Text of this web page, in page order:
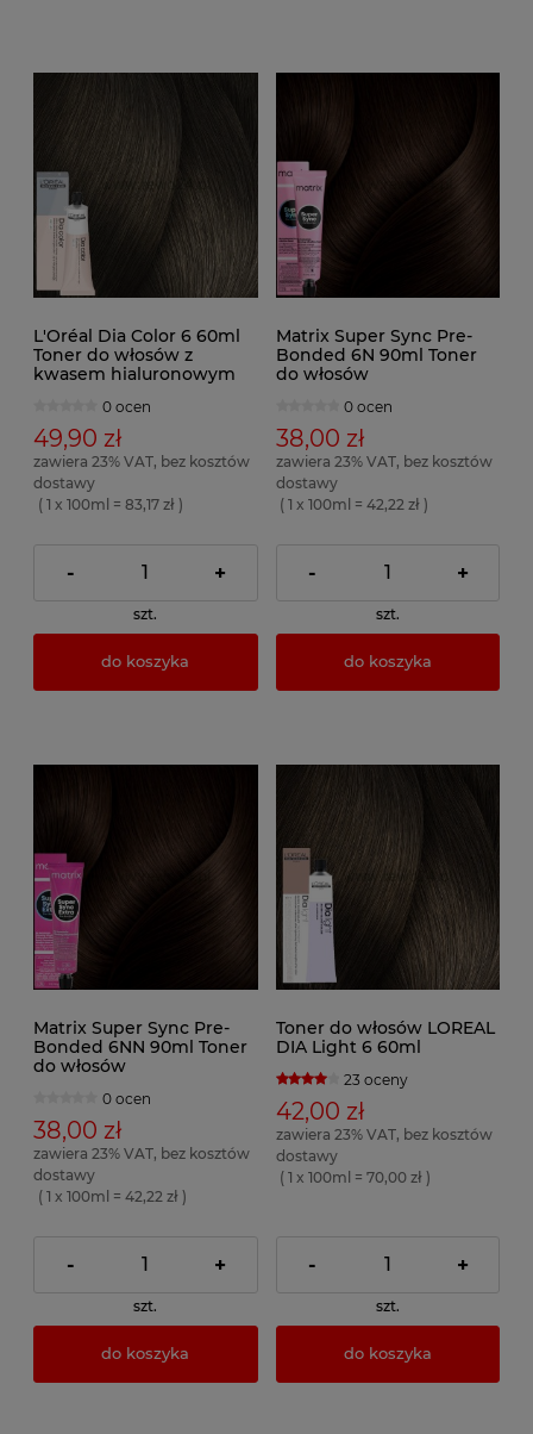
L'Oréal Dia Color 6 60ml
Toner do włosów z
kwasem hialuronowym
0 ocen
49,90 zł
zawiera 23% VAT, bez kosztów
dostawy
( 1 x 100ml = 83,17 zł )
- +
szt.
do koszyka
Matrix Super Sync Pre-
Bonded 6N 90ml Toner
do włosów
0 ocen
38,00 zł
zawiera 23% VAT, bez kosztów
dostawy
( 1 x 100ml = 42,22 zł )
- +
szt.
do koszyka
Matrix Super Sync Pre-
Bonded 6NN 90ml Toner
do włosów
0 ocen
38,00 zł
zawiera 23% VAT, bez kosztów
dostawy
( 1 x 100ml = 42,22 zł )
- +
szt.
do koszyka
Toner do włosów LOREAL
DIA Light 6 60ml
23 oceny
42,00 zł
zawiera 23% VAT, bez kosztów
dostawy
( 1 x 100ml = 70,00 zł )
- +
szt.
do koszyka